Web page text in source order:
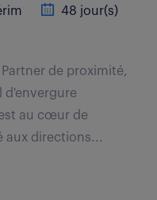
48 jour(s)
de proximité,
d'envergure
au cœur de
aux directions...